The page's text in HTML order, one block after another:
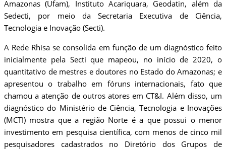
Amazonas (Ufam), Instituto Acariquara, Geodatin, além da
Sedecti, por meio da Secretaria Executiva de Ciência,
Tecnologia e Inovação (Secti).
A Rede Rhisa se consolida em função de um diagnóstico feito
inicialmente pela Secti que mapeou, no início de 2020, o
quantitativo de mestres e doutores no Estado do Amazonas; e
apresentou o trabalho em fóruns internacionais, fato que
chamou a atenção de outros atores em CT&I. Além disso, um
diagnóstico do Ministério de Ciência, Tecnologia e Inovações
(MCTI) mostra que a região Norte é a que possui o menor
investimento em pesquisa científica, com menos de cinco mil
pesquisadores cadastrados no Diretório dos Grupos de